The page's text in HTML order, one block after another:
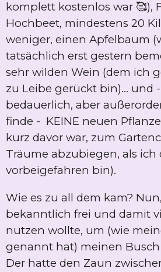
komplett kostenlos war 🥰),
Hochbeet, mindestens 20
weniger, einen Apfelbaum
tatsächlich erst gestern
sehr wilden Wein (dem ich
zu Leibe gerückt bin)... und
bedauerlich, aber
finde - KEINE neuen
kurz davor war, zum
Träume abzubiegen, als ich
vorbeigefahren bin).
Wie es zu all dem kam?
bekanntlich frei und damit
nutzen wollte, um (wie
genannt hat) meinen
Der hatte den Zaun